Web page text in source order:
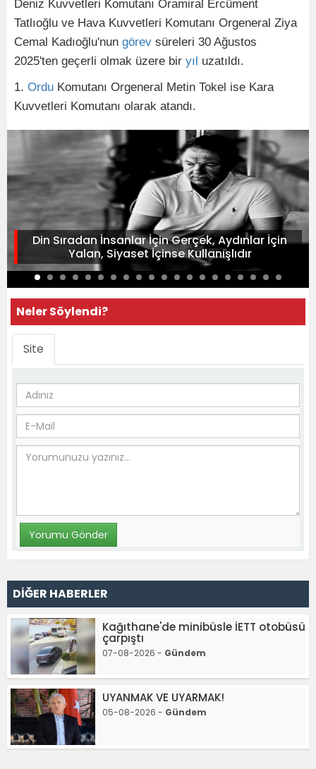
Deniz Kuvvetleri Komutanı Oramiral Ercüment
Tatlıoğlu ve Hava Kuvvetleri Komutanı Orgeneral Ziya
Cemal Kadıoğlu'nun görev süreleri 30 Ağustos
2025'ten geçerli olmak üzere bir yıl
uzatıldı.
1. Ordu Komutanı Orgeneral Metin Tokel ise Kara
Kuvvetleri Komutanı olarak atandı.
Din Sıradan İnsanlar İçin Gerçek, Aydınlar İçin
Yalan, Siyaset İçinse Kullanışlıdır
Neler Söylendi?
Site
DİĞER HABERLER
Kağıthane'de minibüsle İETT otobüsü
çarpıştı
07-08-2026 - Gündem
UYANMAK VE UYARMAK!
05-08-2026 - Gündem